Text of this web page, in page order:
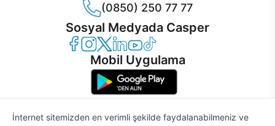
(0850) 250 77 77
Sosyal Medyada Casper
Casper Facebook
Casper Instagram
Casper Twitter
Casper LinkedIn
Casper YouTube
Casper TikTok
Mobil Uygulama
İnternet sitemizden en verimli şekilde faydalanabilmeniz ve